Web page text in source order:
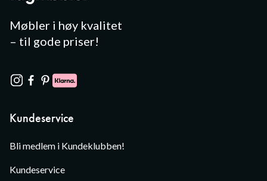
Møbler i høy kvalitet
– til gode priser!
Kundeservice
Bli medlem i Kundeklubben!
Kundeservice